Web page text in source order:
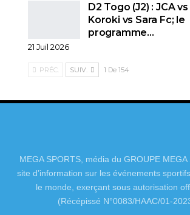
D2 Togo (J2) : JCA
Koroki vs Sara Fc; le
programme…
21 Juil 2026
PRÉC. SUIV. 1 De 154
MEGA SPORTS, média du GROUPE
site d’information sur les événements
le monde, exerçant sous autorisation
(Récépissé N°0083/HAAC/01-